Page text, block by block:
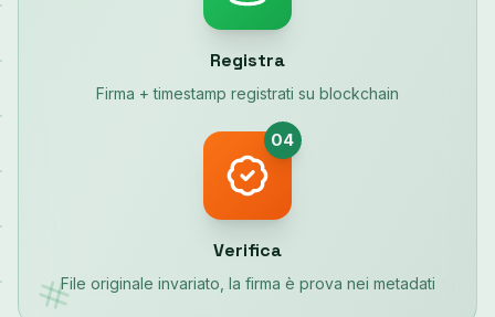
Registra
Firma + timestamp registrati su blockchain
04
Verifica
File originale invariato, la firma è prova nei metadati